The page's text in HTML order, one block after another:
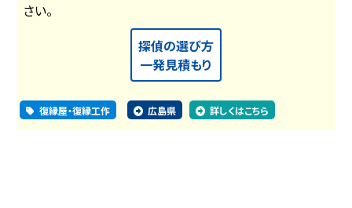
さい。
探偵の選び方
一発見積もり
復縁屋・復縁工作 広島県 詳しくはこちら